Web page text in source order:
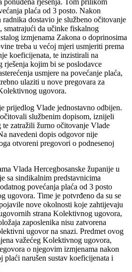
ponuđena rješenja. Tom prilikom
plaća od 3 posto. Nakon
dostavio je službeno očitovanje
da učinke fiskalnog
izmjenama Zakona o doprinosima
treba u većoj mjeri usmjeriti prema
koeficijenata, te inzistirali na
rješenja kojim bi se poslodavce
usmjere na povećanje plaća,
ulaziti u nove pregovara za
ugovora.
prijedlog Vlade jednostavno odbijen.
službenim dopisom, iznijeli
zatražili žurno očitovanje Vlade
navedeni dopis odgovor nije
otvoreni pregovori o podnesenoj
Vlada Hercegbosanske županije u
sa sindikalnim predstavnicima
povećanja plaća od 3 posto
ugovora. Time je potvrđeno da su se
nove okolnosti koje zahtijevaju
strana Kolektivnog ugovora,
zaposlenika nisu zatvorena
ugovor na snazi. Predmet ovog
važećeg Kolektivnog ugovora,
o njegovim izmjenama nakon
narušen sustav koeficijenata i